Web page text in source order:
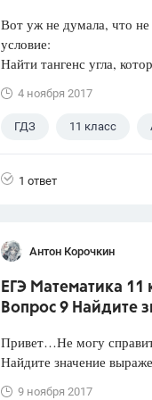
Вот уж не думала, что
условие:
Найти тангенс угла,
4 ноября 2017
ГДЗ 11 класс
1 ответ
Антон Корочкин
ЕГЭ Математика 11
Вопрос 9 Найдите
Привет…Не могу
Найдите значение
9 ноября 2017